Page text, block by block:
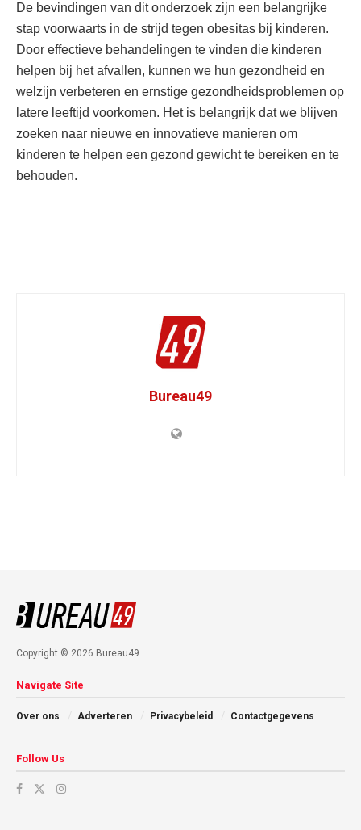
De bevindingen van dit onderzoek zijn een belangrijke
stap voorwaarts in de strijd tegen obesitas bij kinderen.
Door effectieve behandelingen te vinden die kinderen
helpen bij het afvallen, kunnen we hun gezondheid en
welzijn verbeteren en ernstige gezondheidsproblemen op
latere leeftijd voorkomen. Het is belangrijk dat we blijven
zoeken naar nieuwe en innovatieve manieren om
kinderen te helpen een gezond gewicht te bereiken en te
behouden.
Bureau49
Copyright © 2026 Bureau49
Navigate Site
Over ons Adverteren Privacybeleid Contactgegevens
Follow Us